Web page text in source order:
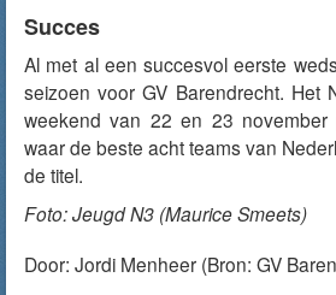
Succes
Al met al een succesvol eerste
seizoen voor GV Barendrecht. Het
weekend van 22 en 23 november
waar de beste acht teams van
de titel.
Foto: Jeugd N3 (Maurice Smeets)
Door: Jordi Menheer (Bron: GV